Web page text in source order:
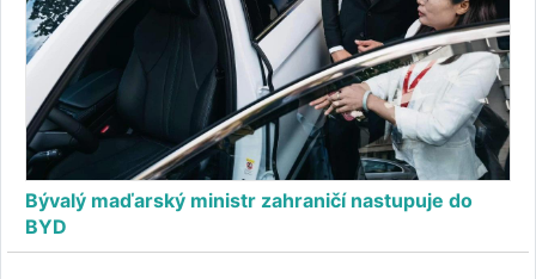
Bývalý maďarský ministr zahraničí nastupuje do
BYD